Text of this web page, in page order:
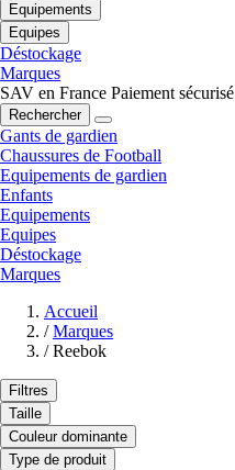
Equipements
Equipes
Déstockage
Marques
SAV en France Paiement sécurisé
Rechercher
Gants de gardien
Chaussures de Football
Equipements de gardien
Enfants
Equipements
Equipes
Déstockage
Marques
Accueil
/ Marques
/ Reebok
Filtres
Taille
Couleur dominante
Type de produit